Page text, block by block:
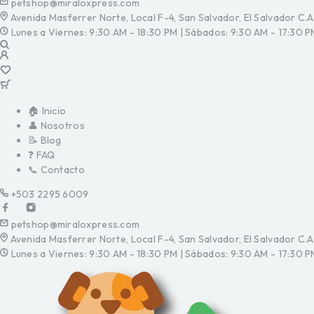
petshop@miraloxpress.com
Avenida Masferrer Norte, Local F-4, San Salvador, El Salvador
Lunes a Viernes: 9:30 AM - 18:30 PM | Sábados: 9:30 AM - 17:30
🏠 Inicio
👤 Nosotros
📝 Blog
❓ FAQ
📞 Contacto
+503 2295 6009
petshop@miraloxpress.com
Avenida Masferrer Norte, Local F-4, San Salvador, El Salvador
Lunes a Viernes: 9:30 AM - 18:30 PM | Sábados: 9:30 AM - 17:30